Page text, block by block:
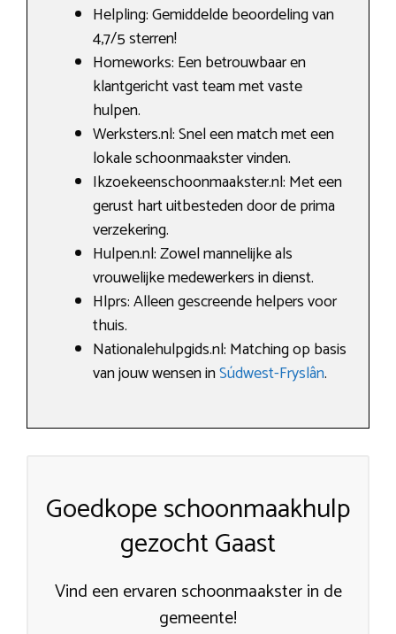
Helpling: Gemiddelde beoordeling van
4,7/5 sterren!
Homeworks: Een betrouwbaar en
klantgericht vast team met vaste
hulpen.
Werksters.nl: Snel een match met een
lokale schoonmaakster vinden.
Ikzoekeenschoonmaakster.nl: Met een
gerust hart uitbesteden door de prima
verzekering.
Hulpen.nl: Zowel mannelijke als
vrouwelijke medewerkers in dienst.
Hlprs: Alleen gescreende helpers voor
thuis.
Nationalehulpgids.nl: Matching op basis
van jouw wensen inSúdwest-Fryslân.
Goedkope schoonmaakhulp
gezocht Gaast
Vind een ervaren schoonmaakster in de
gemeente!